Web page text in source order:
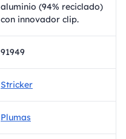
aluminio (94% reciclado)
con innovador clip.
91949
Stricker
Plumas